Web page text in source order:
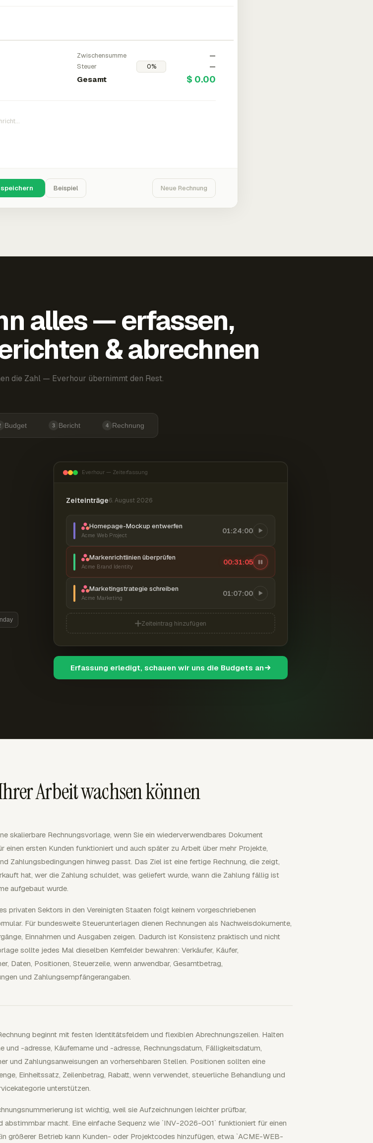
Zwischensumme
—
Steuer
—
Gesamt $ 0.00
Beispiel Neue Rechnung
alles — erfassen,
& abrechnen
die Zahl — Everhour übernimmt den Rest.
Budget 3 Bericht 4 Rechnung
Everhour — Zeiterfassung
Zeiteinträge6. August 2026
Homepage-Mockup entwerfen
Acme Web Project
01:24:00
Markenrichtlinien überprüfen
Acme Brand Identity
00:31:06
Marketingstrategie schreiben
Acme Marketing
01:07:00
Zeiteintrag hinzufügen
Erfassung erledigt, schauen wir uns die Budgets an
Arbeit wachsen können
skalierbare Rechnungsvorlage, wenn Sie ein wiederverwendbares Dokument
einen ersten Kunden funktioniert und auch später zu Arbeit über mehr Projekte,
Zahlungsbedingungen hinweg passt. Das Ziel ist eine fertige Rechnung, die zeigt,
hat, wer die Zahlung schuldet, was geliefert wurde, wann die Zahlung fällig ist
aufgebaut wurde.
privaten Sektors in den Vereinigten Staaten folgt keinem vorgeschriebenen
Für bundesweite Steuerunterlagen dienen Rechnungen als Nachweisdokumente,
Einnahmen und Ausgaben zeigen. Dadurch ist Konsistenz praktisch und nicht
sollte jedes Mal dieselben Kernfelder bewahren: Verkäufer, Käufer,
Daten, Positionen, Steuerzeile, wenn anwendbar, Gesamtbetrag,
und Zahlungsempfängerangaben.
beginnt mit festen Identitätsfeldern und flexiblen Abrechnungszeilen. Halten
und -adresse, Käufername und -adresse, Rechnungsdatum, Fälligkeitsdatum,
und Zahlungsanweisungen an vorhersehbaren Stellen. Positionen sollten eine
Einheitssatz, Zeilenbetrag, Rabatt, wenn verwendet, steuerliche Behandlung und
unterstützen.
ist wichtig, weil sie Aufzeichnungen leichter prüfbar,
abstimmbar macht. Eine einfache Sequenz wie `INV-2026-001` funktioniert für einen
größerer Betrieb kann Kunden- oder Projektcodes hinzufügen, etwa `ACME-WEB-